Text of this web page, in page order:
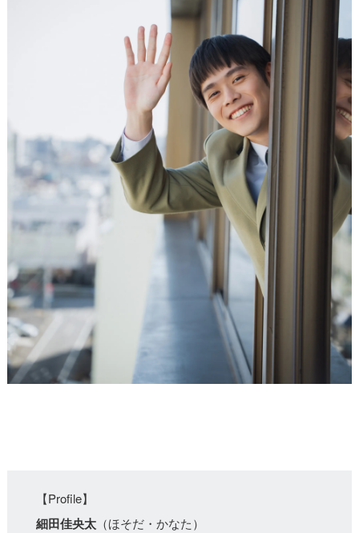
【Profile】
細田佳央太（ほそだ・かなた）